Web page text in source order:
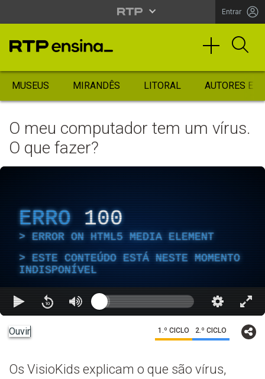
Entrar
MUSEUS MIRANDÊS LITORAL AUTORES
O meu computador tem um vírus.
O que fazer?
ERRO 100
ERROR ON HTML5 MEDIA ELEMENT
ESTE CONTEÚDO ESTÁ NESTE MOMENTO
INDISPONÍVEL
Ouvir 1.º CICLO 2.º CICLO
Os VisioKids explicam o que são vírus,